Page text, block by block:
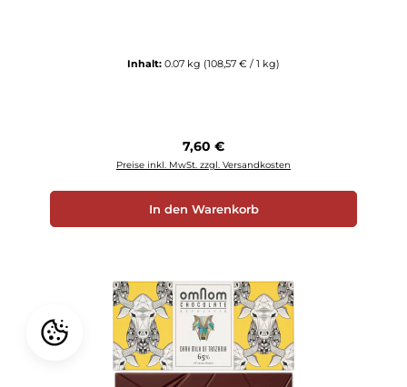
Inhalt: 0.07 kg (108,57 € / 1 kg)
Regulärer Preis:
7,60 €
Preise inkl. MwSt. zzgl. Versandkosten
In den Warenkorb